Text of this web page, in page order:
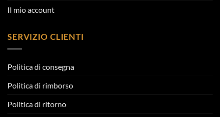
Il mio account
SERVIZIO CLIENTI
Politica di consegna
Politica di rimborso
Politica di ritorno